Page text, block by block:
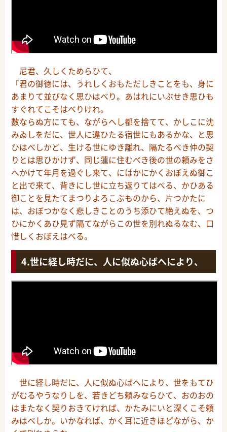
尼君、久しくためらひて、
「君の御徳には、うれしくおもただしきことをも、身に
あまりて並びなく思ひはべり。あはれにいぶせき思ひも
すぐれてこそはべりけれ。
数ならぬ方にても、ながらへし都を捨てて、かしこに沈
みゐしをだに、世人に違ひたる宿世にもあるかな、と思
ひはべしかど、生ける世にゆき離れ、隔たるべき仲の契
りとは思ひかけず、同じ蓮に住むべき後の世の頼みをさ
へかけて年月を過ぐし来て、にはかにかくおぼえぬ御こ
と出で来て、背きにし世に立ち返りてはべる、かひある
御ことを見たてまつりよろこぶものから、片つかたに
は、おぼつかなく悲しきことのうち添ひて絶えぬを、つ
ひにかくあひ見ず隔てながらこの世を別れぬるなむ、口
惜しくおぼえはべる。
世に経し時だに、人に似ぬ心ばへにより、
世に経し時だに、人に似ぬ心ばへにより、世をもてひ
がむるやうなりしを、若きどち頼みならひて、おのおの
はまたなく契りおきてければ、かたみにいと深くこそ頼
みはべしか。いかなれば、かく耳に近きほどながら、か